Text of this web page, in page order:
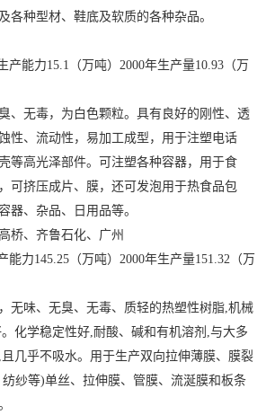
各种型材、鞋底及软质的各种杂品。
产能力15.1（万吨）2000年生产量10.93（万
、无毒，为白色颗粒。具有良好的刚性、透
性、流动性，易加工成型，用于注塑电话
等高光泽部件。可注塑各种容器，用于食
可挤压成片、膜，还可发泡用于热食品包
器、杂品、日用品等。
桥、齐鲁石化、广州
能力145.25（万吨）2000年生产量151.32（万
无味、无臭、无毒、质轻的热塑性树脂,机械
化学稳定性好,耐酸、碱和有机溶剂,与大多
几乎不吸水。用于生产双向拉伸薄膜、膜裂
纱等)单丝、拉伸膜、管膜、流涎膜和板条